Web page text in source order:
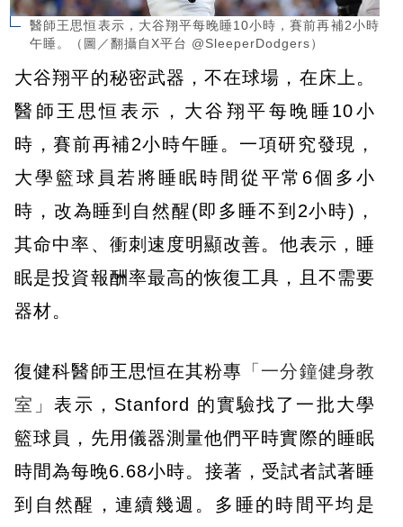
醫師王思恒表示，大谷翔平每晚睡10小時，賽前再補2小時
午睡。（圖／翻攝自X平台 @SleeperDodgers）
大谷翔平的秘密武器，不在球場，在床上。
醫師王思恒表示，大谷翔平每晚睡10小
時，賽前再補2小時午睡。一項研究發現，
大學籃球員若將睡眠時間從平常6個多小
時，改為睡到自然醒(即多睡不到2小時)，
其命中率、衝刺速度明顯改善。他表示，睡
眠是投資報酬率最高的恢復工具，且不需要
器材。
復健科醫師王思恒在其粉專 「一分鐘健身教
室」表示，Stanford 的實驗找了一批大學
籃球員，先用儀器測量他們平時實際的睡眠
時間為每晚6.68小時。接著，受試者試著睡
到自然醒，連續幾週。多睡的時間平均是